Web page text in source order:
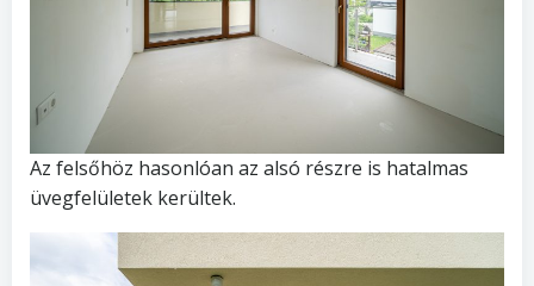
Az felsőhöz hasonlóan az alsó részre is hatalmas
üvegfelületek kerültek.